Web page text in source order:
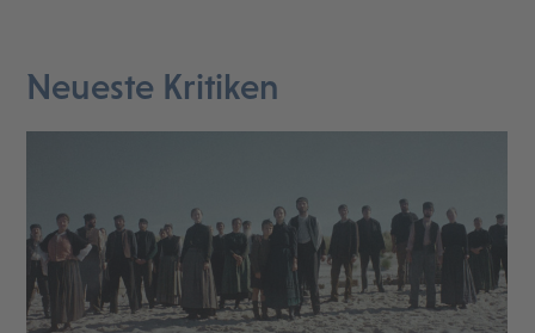
Neueste Kritiken